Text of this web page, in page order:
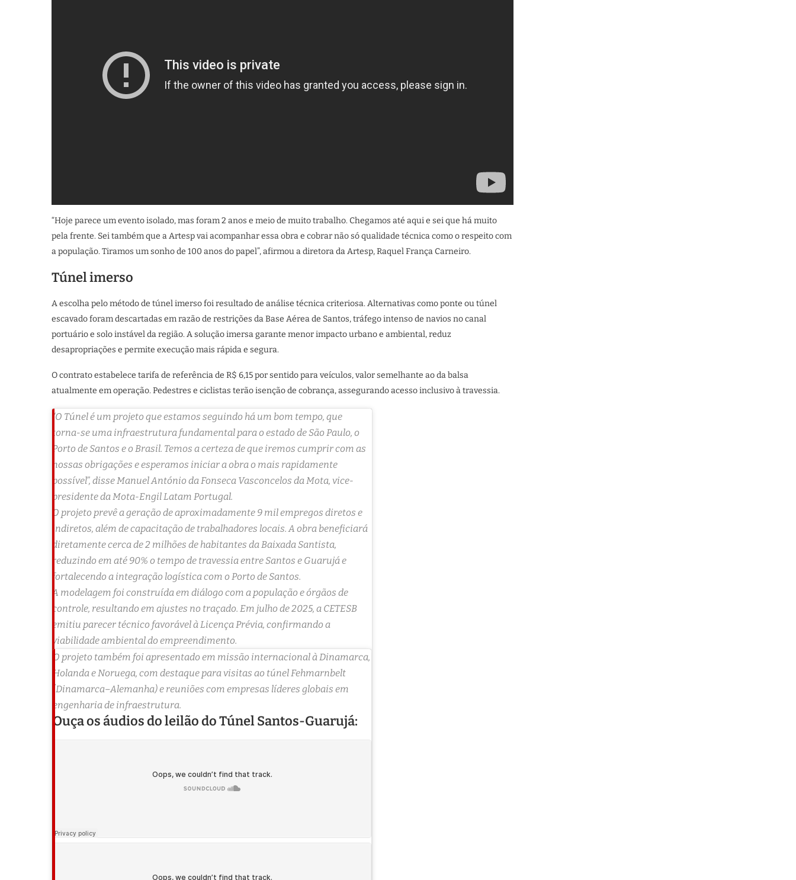
“Hoje parece um evento isolado, mas foram 2 anos e meio de muito trabalho. Chegamos até aqui e sei que há muito
pela frente. Sei também que a Artesp vai acompanhar essa obra e cobrar não só qualidade técnica como o respeito com
a população. Tiramos um sonho de 100 anos do papel”, afirmou a diretora da Artesp, Raquel França Carneiro.
Túnel imerso
A escolha pelo método de túnel imerso foi resultado de análise técnica criteriosa. Alternativas como ponte ou túnel
escavado foram descartadas em razão de restrições da Base Aérea de Santos, tráfego intenso de navios no canal
portuário e solo instável da região. A solução imersa garante menor impacto urbano e ambiental, reduz
desapropriações e permite execução mais rápida e segura.
O contrato estabelece tarifa de referência de R$ 6,15 por sentido para veículos, valor semelhante ao da balsa
atualmente em operação. Pedestres e ciclistas terão isenção de cobrança, assegurando acesso inclusivo à travessia.
“O Túnel é um projeto que estamos seguindo há um bom tempo, que
torna-se uma infraestrutura fundamental para o estado de São Paulo, o
Porto de Santos e o Brasil. Temos a certeza de que iremos cumprir com as
nossas obrigações e esperamos iniciar a obra o mais rapidamente
possível”, disse Manuel António da Fonseca Vasconcelos da Mota, vice-
presidente da Mota-Engil Latam Portugal.
O projeto prevê a geração de aproximadamente 9 mil empregos diretos e
indiretos, além de capacitação de trabalhadores locais. A obra beneficiará
diretamente cerca de 2 milhões de habitantes da Baixada Santista,
reduzindo em até 90% o tempo de travessia entre Santos e Guarujá e
fortalecendo a integração logística com o Porto de Santos.
A modelagem foi construída em diálogo com a população e órgãos de
controle, resultando em ajustes no traçado. Em julho de 2025, a CETESB
emitiu parecer técnico favorável à Licença Prévia, confirmando a
viabilidade ambiental do empreendimento.
O projeto também foi apresentado em missão internacional à Dinamarca,
Holanda e Noruega, com destaque para visitas ao túnel Fehmarnbelt
(Dinamarca–Alemanha) e reuniões com empresas líderes globais em
engenharia de infraestrutura.
Ouça os áudios do leilão do Túnel Santos-Guarujá: